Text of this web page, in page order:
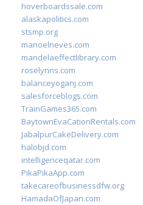
hoverboardssale.com
alaskapolitics.com
stsmp.org
manoelneves.com
mandelaeffectlibrary.com
roselynns.com
balanceyoganj.com
salesforceblogs.com
TrainGames365.com
BaytownEvaCationRentals.com
JabalpurCakeDelivery.com
halobjd.com
intelligenceqatar.com
PikaPikaApp.com
takecareofbusinessdfw.org
HamadaOfJapan.com